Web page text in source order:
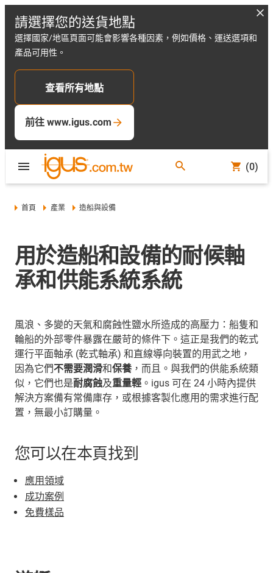
請選擇您的送貨地點
選擇國家/地區頁面可能會影響各種因素，例如價格、運送選項和
產品可用性。
查看所有地點
前往 www.igus.com
(0)
首頁 產業 造船與設備
用於造船和設備的耐候軸
承和供能系統系統
風浪、多變的天氣和腐蝕性鹽水所造成的高壓力：船隻和
輪船的外部零件暴露在嚴苛的條件下。這正是我們的乾式
運行平面軸承 (乾式軸承) 和直線導向裝置的用武之地，
因為它們不需要潤滑和保養 ，而且。與我們的供能系統類
似，它們也是耐腐蝕及重量輕 。igus 可在 24 小時內提供
解決方案備有常備庫存，或根據客製化應用的需求進行配
置，無最小訂購量。
您可以在本頁找到
應用領域
成功案例
免費樣品